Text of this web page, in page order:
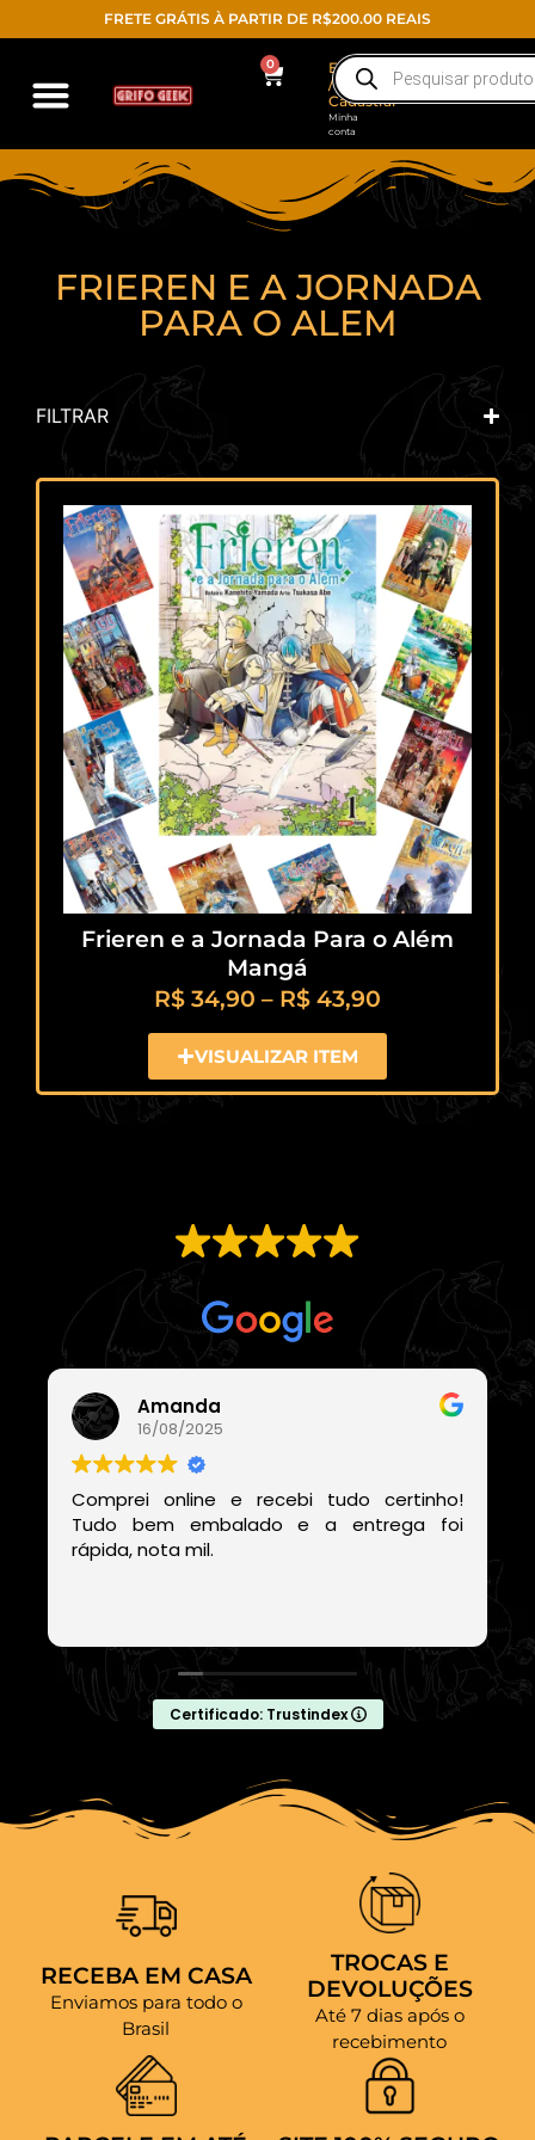
FRETE GRÁTIS À PARTIR DE R$200.00 REAIS
0
Entrar
/
Cadastrar
Minha
conta
FRIEREN E A JORNADA
PARA O ALEM
FILTRAR
Frieren e a Jornada Para o Além
Mangá
R$ 34,90 – R$ 43,90
VISUALIZAR ITEM
Com base em
Amanda
16/08/2025
Comprei online e recebi tudo certinho!
Tudo bem embalado e a entrega foi
rápida, nota mil.
Certificado: Trustindex
RECEBA EM CASA
Enviamos para todo o
Brasil
TROCAS E
DEVOLUÇÕES
Até 7 dias após o
recebimento